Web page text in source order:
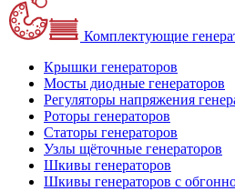
Комплектующие
Крышки генераторов
Мосты диодные генераторов
Регуляторы напряжения
Роторы генераторов
Статоры генераторов
Узлы щёточные генераторов
Шкивы генераторов
Шкивы генераторов с